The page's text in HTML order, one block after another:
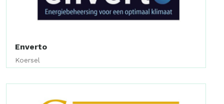
Enverto
Koersel